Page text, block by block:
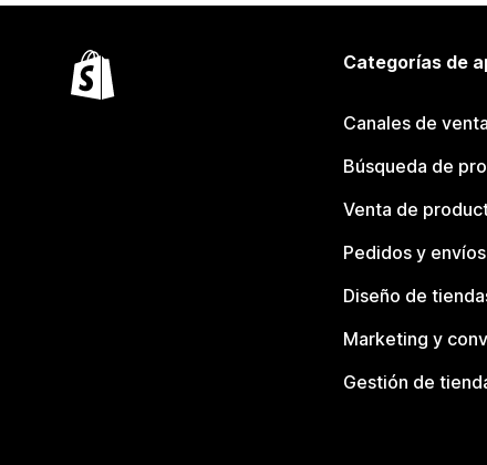
Categorías de
Canales de venta
Búsqueda de
Venta de
Pedidos y envíos
Diseño de
Marketing y
Gestión de